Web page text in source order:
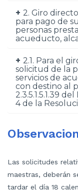
2. Giro
para pago de
personas
acueducto,
2.1. Para el
solicitud de la
servicios de
con destino al
2.3.5.1.5.1.39
4 de la
Las solicitudes
maestras, deberán
tardar el día 18